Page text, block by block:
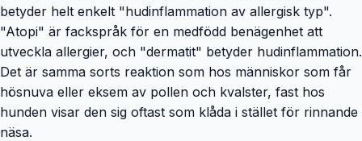
betyder helt enkelt "hudinflammation av allergisk typ".
"Atopi" är fackspråk för en medfödd benägenhet att
utveckla allergier, och "dermatit" betyder hudinflammation.
Det är samma sorts reaktion som hos människor som får
hösnuva eller eksem av pollen och kvalster, fast hos
hunden visar den sig oftast som klåda i stället för rinnande
näsa.